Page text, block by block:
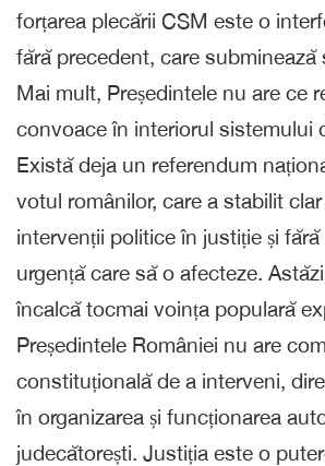
forțarea plecării CSM este o
fără precedent, care subminează
Mai mult, Președintele nu are ce
convoace în interiorul sistemului
Există deja un referendum
votul românilor, care a stabilit
intervenții politice în justiție și
urgență care să o afecteze.
încalcă tocmai voința populară
Președintele României nu are
constituțională de a interveni,
în organizarea și funcționarea
judecătorești. Justiția este o